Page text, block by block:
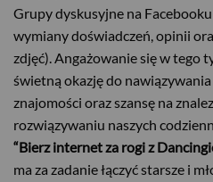
Grupy dyskusyjne na
wymiany doświadczeń, opinii
zdjęć). Angażowanie się w tego
świetną okazję do
znajomości oraz szansę na
rozwiązywaniu naszych
“Bierz internet za rogi z
ma za zadanie łączyć starsze i